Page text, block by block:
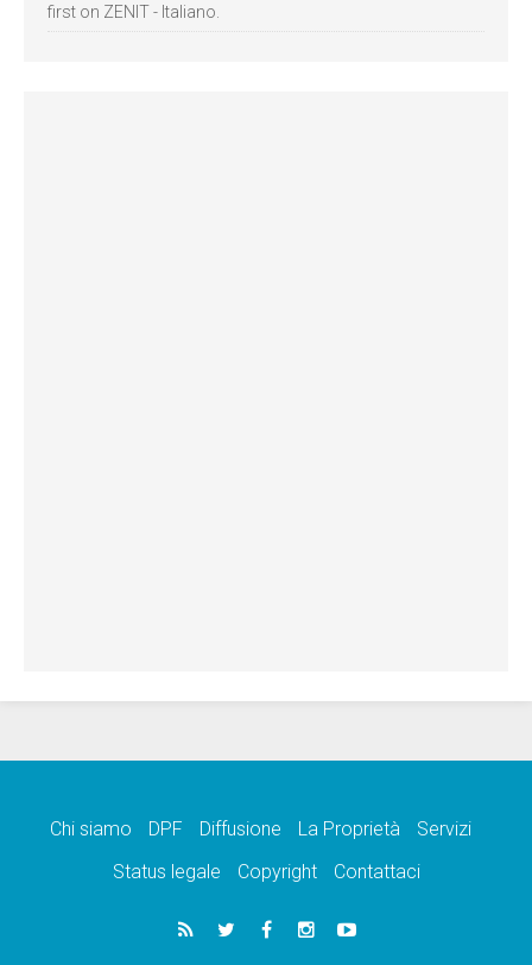
first on ZENIT - Italiano.
Chi siamo DPF Diffusione La Proprietà
Servizi
Status legale
Copyright Contattaci